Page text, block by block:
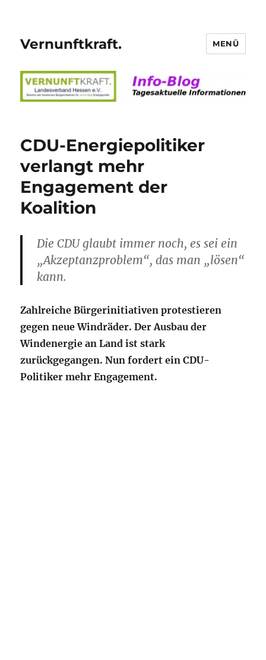
Vernunftkraft. MENÜ
CDU-Energiepolitiker
verlangt mehr
Engagement der
Koalition
Die CDU glaubt immer noch, es sei ein
„Akzeptanzproblem“, das man „lösen“
kann.
Zahlreiche Bürgerinitiativen protestieren
gegen neue Windräder. Der Ausbau der
Windenergie an Land ist stark
zurückgegangen. Nun fordert ein CDU-
Politiker mehr Engagement.